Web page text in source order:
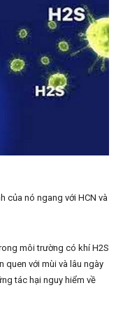
của nó ngang với HCN và
môi trường có khí H2S
quen với mùi và lâu ngày
tác hại nguy hiểm về